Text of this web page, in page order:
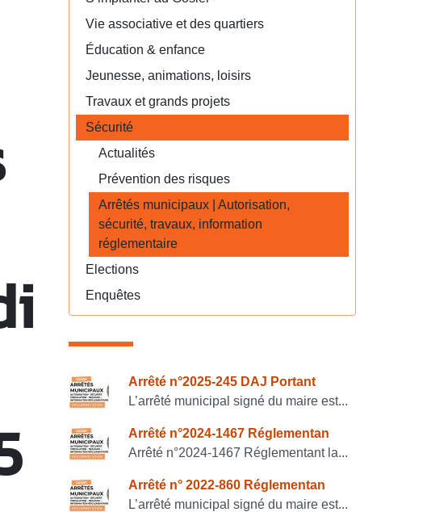
Vie associative et des quartiers
Éducation & enfance
Jeunesse, animations, loisirs
Travaux et grands projets
Sécurité
Actualités
Prévention des risques
Arrêtés municipaux | Autorisation,
sécurité, travaux, information
réglementaire
Elections
Enquêtes
Consulter également
Arrêté n°2025-245 DAJ Portant
L’arrêté municipal signé du maire est...
Arrêté n°2024-1467 Réglementan
Arrêté n°2024-1467 Réglementant la...
Arrêté n° 2022-860 Réglementan
L’arrêté municipal signé du maire est...